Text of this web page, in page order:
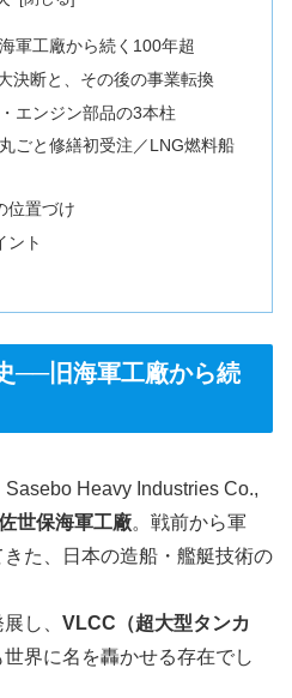
軍工廠から続く100年超
決断と、その後の事業転換
エンジン部品の3本柱
ごと修繕初受注／LNG燃料船
位置づけ
ント
──旧海軍工廠から続
Heavy Industries Co.,
世保海軍工廠。戦前から軍
た、日本の造船・艦艇技術の
し、 VLCC（超大型タンカ
界に名を轟かせる存在でし